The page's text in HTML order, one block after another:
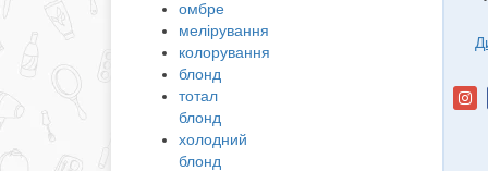
омбре
мелірування
колорування
блонд
тотал
блонд
холодний
блонд